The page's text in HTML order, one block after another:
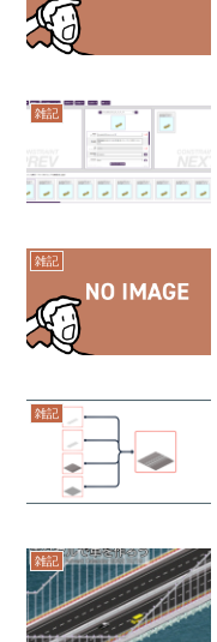
雑記
雑記
雑記
雑記